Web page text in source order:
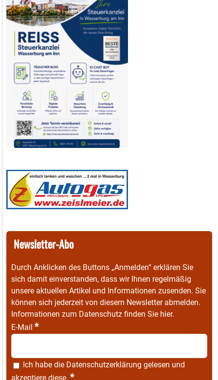
Newsletter-Abo
Durch Anklicken des Buttons „Anmelden“ erklären Sie
sich damit einverstanden, dass wir Ihnen regelmäßig
unsere aktuellen Artikel und Informationen zusenden. Sie
können sich jederzeit von diesem Newsletter abmelden.
Informationen zum Datenschutz finden Sie hier.
E-Mail *
Ich habe die Datenschutzerklärung gelesen und
akzeptiere diese. *